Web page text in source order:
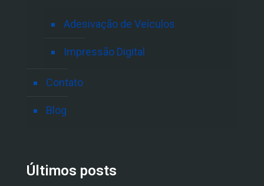
Adesivação de Veículos
Impressão Digital
Contato
Blog
Últimos posts